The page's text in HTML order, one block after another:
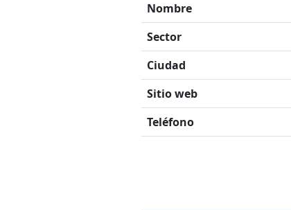
Nombre
Sector
Ciudad
Sitio web
Teléfono